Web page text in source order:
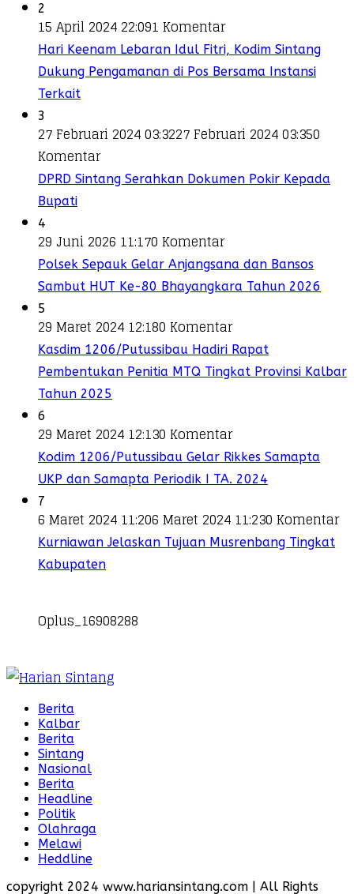
2
15 April 2024 22:091 Komentar
Hari Keenam Lebaran Idul Fitri, Kodim Sintang
Dukung Pengamanan di Pos Bersama Instansi
Terkait
3
27 Februari 2024 03:3227 Februari 2024 03:350
Komentar
DPRD Sintang Serahkan Dokumen Pokir Kepada
Bupati
4
29 Juni 2026 11:170 Komentar
Polsek Sepauk Gelar Anjangsana dan Bansos
Sambut HUT Ke-80 Bhayangkara Tahun 2026
5
29 Maret 2024 12:180 Komentar
Kasdim 1206/Putussibau Hadiri Rapat
Pembentukan Penitia MTQ Tingkat Provinsi Kalbar
Tahun 2025
6
29 Maret 2024 12:130 Komentar
Kodim 1206/Putussibau Gelar Rikkes Samapta
UKP dan Samapta Periodik I TA. 2024
7
6 Maret 2024 11:206 Maret 2024 11:230 Komentar
Kurniawan Jelaskan Tujuan Musrenbang Tingkat
Kabupaten
Oplus_16908288
Berita
Kalbar
Berita
Sintang
Nasional
Berita
Headline
Politik
Olahraga
Melawi
Heddline
copyright 2024 www.hariansintang.com | All Rights